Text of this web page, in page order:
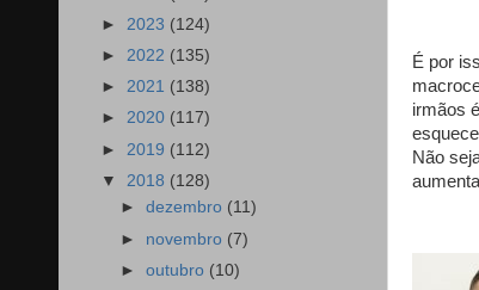
É por
irmãos
Não
► 2023 (124)
► 2022 (135)
► 2021 (138)
► 2020 (117)
► 2019 (112)
▼ 2018 (128)
►dezembro (11)
► novembro (7)
►outubro (10)